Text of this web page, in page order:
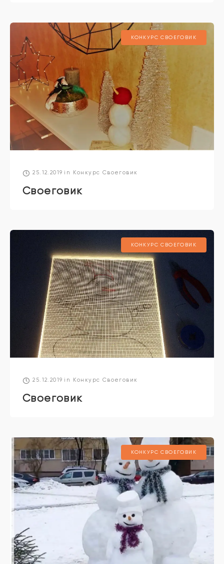
КОНКУРС СВОЕГОВИК
25.12.2019 in Конкурс Своеговик
Своеговик
КОНКУРС СВОЕГОВИК
25.12.2019 in Конкурс Своеговик
Своеговик
КОНКУРС СВОЕГОВИК